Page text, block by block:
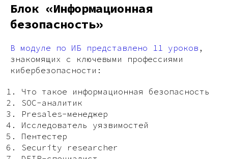
Блок «Информационная
безопасность»
В модуле по ИБ представлено 11 уроков ,
знакомящих с ключевыми профессиями
кибербезопасности:
Что такое информационная безопасность
SOC-аналитик
Presales-менеджер
Исследователь уязвимостей
Пентестер
Security researcher